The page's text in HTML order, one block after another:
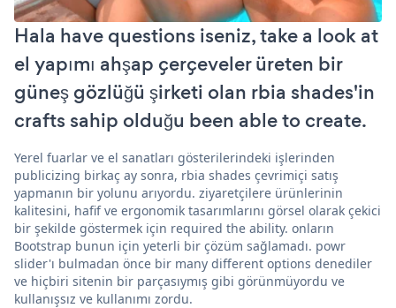
Hala have questions iseniz, take a look at
el yapımı ahşap çerçeveler üreten bir
güneş gözlüğü şirketi olan rbia shades'in
crafts sahip olduğu been able to create.
Yerel fuarlar ve el sanatları gösterilerindeki işlerinden
publicizing birkaç ay sonra, rbia shades çevrimiçi satış
yapmanın bir yolunu arıyordu. ziyaretçilere ürünlerinin
kalitesini, hafif ve ergonomik tasarımlarını görsel olarak çekici
bir şekilde göstermek için required the ability. onların
Bootstrap bunun için yeterli bir çözüm sağlamadı. powr
slider'ı bulmadan önce bir many different options denediler
ve hiçbiri sitenin bir parçasıymış gibi görünmüyordu ve
kullanışsız ve kullanımı zordu.